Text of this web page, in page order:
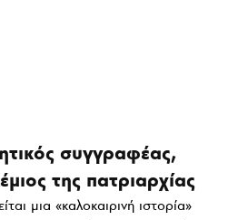
συγγραφέας,
της πατριαρχίας
μια «καλοκαιρινή ιστορία»